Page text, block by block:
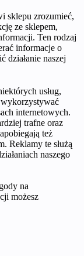
sklepu zrozumieć,
ze sklepem,
Ten rodzaj
informacje o
działanie naszej
usług,
internetowych.
trafne oraz
też
Reklamy te służą
naszego
na
możesz